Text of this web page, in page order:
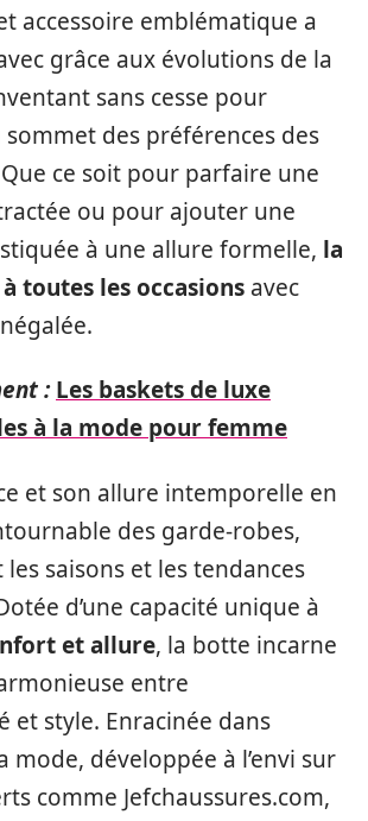
accessoire emblématique a
grâce aux évolutions de la
sans cesse pour
des préférences des
ce soit pour parfaire une
ou pour ajouter une
à une allure formelle, la
toutes les occasions avec
: Les baskets de luxe
à la mode pour femme
et son allure intemporelle en
des garde-robes,
saisons et les tendances
d’une capacité unique à
et allure, la botte incarne
entre
et style. Enracinée dans
mode, développée à l’envi sur
comme Jefchaussures.com,